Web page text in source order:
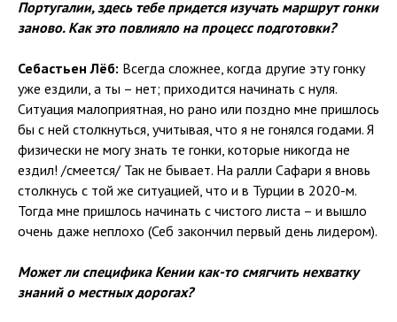
Португалии, здесь тебе придется изучать маршрут гонки
заново. Как это повлияло на процесс подготовки?
Себастьен Лёб: Всегда сложнее, когда другие эту гонку
уже ездили, а ты – нет; приходится начинать с нуля.
Ситуация малоприятная, но рано или поздно мне пришлось
бы с ней столкнуться, учитывая, что я не гонялся годами. Я
физически не могу знать те гонки, которые никогда не
ездил! /смеется/ Так не бывает. На ралли Сафари я вновь
столкнусь с той же ситуацией, что и в Турции в 2020-м.
Тогда мне пришлось начинать с чистого листа – и вышло
очень даже неплохо (Себ закончил первый день лидером).
Может ли специфика Кении как-то смягчить нехватку
знаний о местных дорогах?